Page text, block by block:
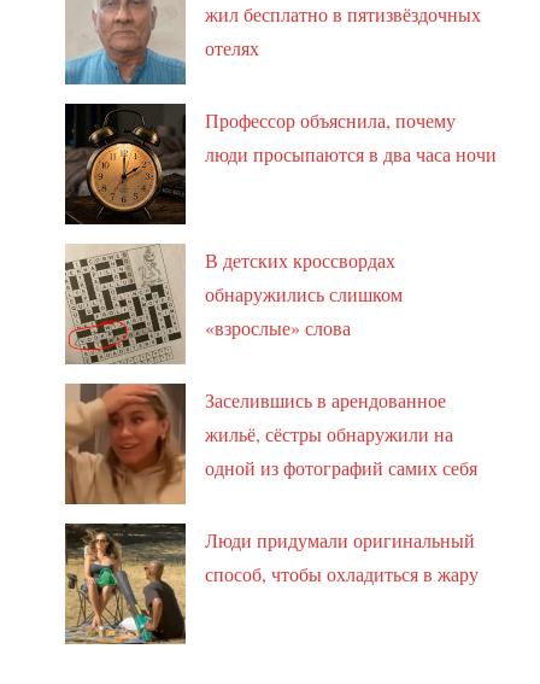
жил бесплатно в пятизвёздочных
отелях
Профессор объяснила, почему
люди просыпаются в два часа ночи
В детских кроссвордах
обнаружились слишком
«взрослые» слова
Заселившись в арендованное
жильё, сёстры обнаружили на
одной из фотографий самих себя
Люди придумали оригинальный
способ, чтобы охладиться в жару